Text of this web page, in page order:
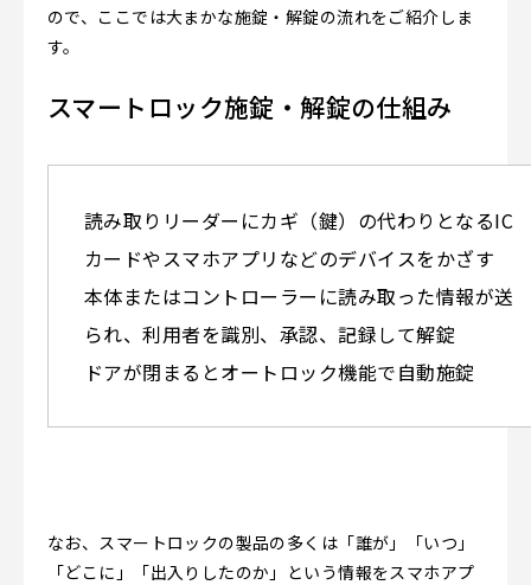
ので、ここでは大まかな施錠・解錠の流れをご紹介しま
す。
スマートロック施錠・解錠の仕組み
読み取りリーダーにカギ（鍵）の代わりとなるIC
カードやスマホアプリなどのデバイスをかざす
本体またはコントローラーに読み取った情報が送
られ、利用者を識別、承認、記録して解錠
ドアが閉まるとオートロック機能で自動施錠
なお、スマートロックの製品の多くは「誰が」「いつ」
「どこに」「出入りしたのか」という情報をスマホアプ